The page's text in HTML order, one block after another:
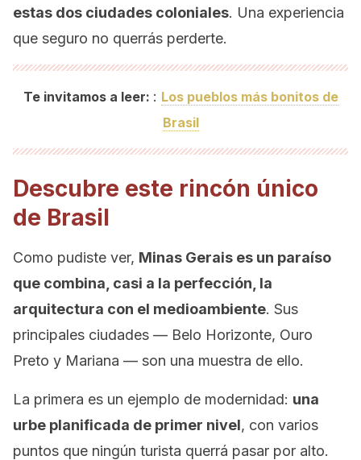
estas dos ciudades coloniales. Una experiencia
que seguro no querrás perderte.
Te invitamos a leer: : Los pueblos más bonitos de
Brasil
Descubre este rincón único
de Brasil
Como pudiste ver, Minas Gerais es un paraíso
que combina, casi a la perfección, la
arquitectura con el medioambiente. Sus
principales ciudades — Belo Horizonte, Ouro
Preto y Mariana — son una muestra de ello.
La primera es un ejemplo de modernidad: una
urbe planificada de primer nivel, con varios
puntos que ningún turista querrá pasar por alto.